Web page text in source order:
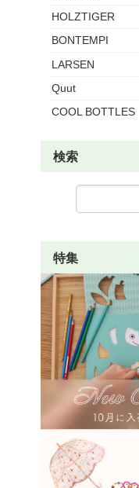
HOLZTIGER
BONTEMPI
LARSEN
Quut
COOL BOTTLES
検索
特集